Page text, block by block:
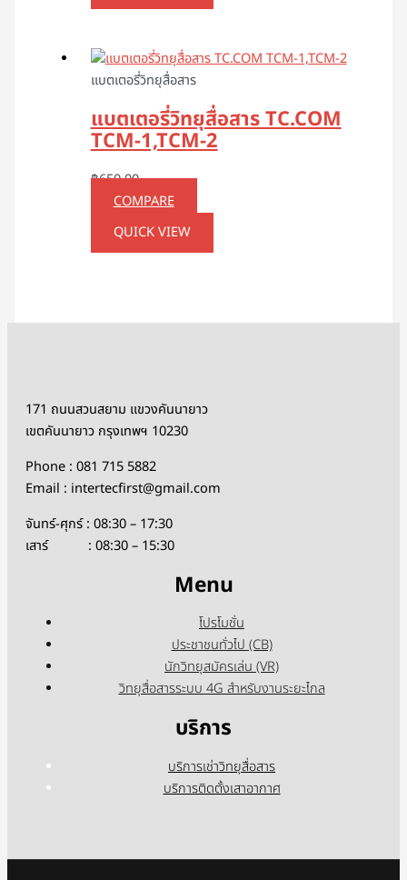
แบตเตอรี่วิทยุสื่อสาร
แบตเตอรี่วิทยุสื่อสาร TC.COM
TCM-1,TCM-2
฿650.00
COMPARE
QUICK VIEW
171 ถนนสวนสยาม แขวงคันนายาว
เขตคันนายาว กรุงเทพฯ 10230
Phone : 081 715 5882
Email : intertecfirst@gmail.com
จันทร์-ศุกร์ : 08:30 – 17:30
เสาร์ : 08:30 – 15:30
Menu
โปรโมชั่น
ประชาชนทั่วไป (CB)
นักวิทยุสมัครเล่น (VR)
วิทยุสื่อสารระบบ 4G สำหรับงานระยะไกล
บริการ
บริการเช่าวิทยุสื่อสาร
บริการติดตั้งเสาอากาศ